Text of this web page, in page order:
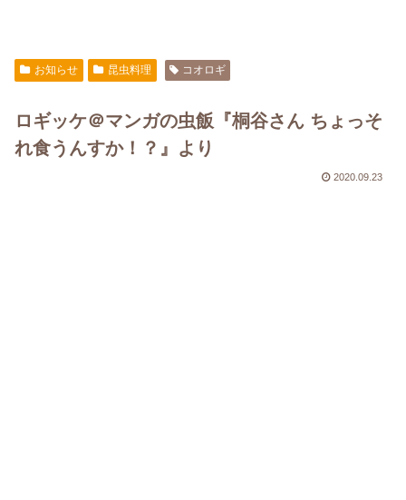
お知らせ 昆虫料理 コオロギ
ロギッケ＠マンガの虫飯『桐谷さん ちょっそ
れ食うんすか！？』より
2020.09.23